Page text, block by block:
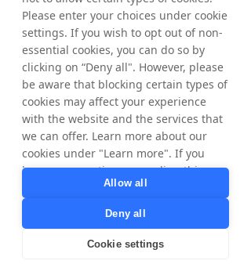
Correo electrónico:
matthias.stadelmeyer@tradedoubler.com
Acerca de Tradedoubler
Tradedoubler es un líder internacional en
marketing y tecnología digital basados en el
rendimiento. Fundada en Suecia en 1999,
Tradedoubler fue pionera en el marketing de
afiliados en Europa y sigue siendo una de las
empresas de marketing de rendimiento
paneuropeas de mayor éxito, combinando
un conocimiento estratégico internacional
con una experiencia detallada en cada país.
Ayuda a 2.000 anunciantes a alcanzar sus
objetivos comerciales a través de su red de
Please enter your choices under cookie
settings. If you wish to opt out of non-
essential cookies, you can do so by
clicking on “Deny all". However, please
be aware that blocking certain types of
cookies may affect your experience
with the website and the services that
we can offer. Learn more about our
cookies under "Learn more". If you
have any questions regarding this,
privacy@tradedoubler.com
dpo@tradedoubler.com
read more about our data processing
Allow all
Deny all
Cookie settings